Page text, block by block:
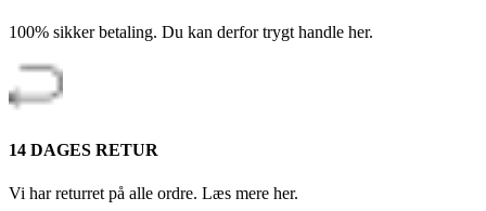
100% sikker betaling. Du kan derfor trygt handle her.
14 DAGES RETUR
Vi har returret på alle ordre. Læs mere her.